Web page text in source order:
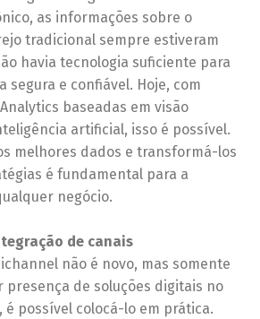
as informações sobre o
tradicional sempre estiveram
havia tecnologia suficiente para
segura e confiável. Hoje, com
baseadas em visão
artificial, isso é possível.
melhores dados e transformá-los
é fundamental para a
negócio.
de canais
não é novo, mas somente
presença de soluções digitais no
é possível colocá-lo em prática.